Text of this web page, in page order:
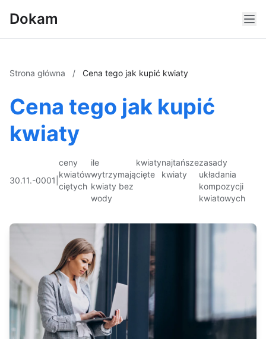
Dokam
Strona główna / Cena tego jak kupić kwiaty
Cena tego jak kupić
kwiaty
30.11.-0001
ceny
kwiatów
ciętych
ile
wytrzymają
kwiaty bez
wody
kwiaty
cięte
najtańsze
kwiaty
zasady
układania
kompozycji
kwiatowych